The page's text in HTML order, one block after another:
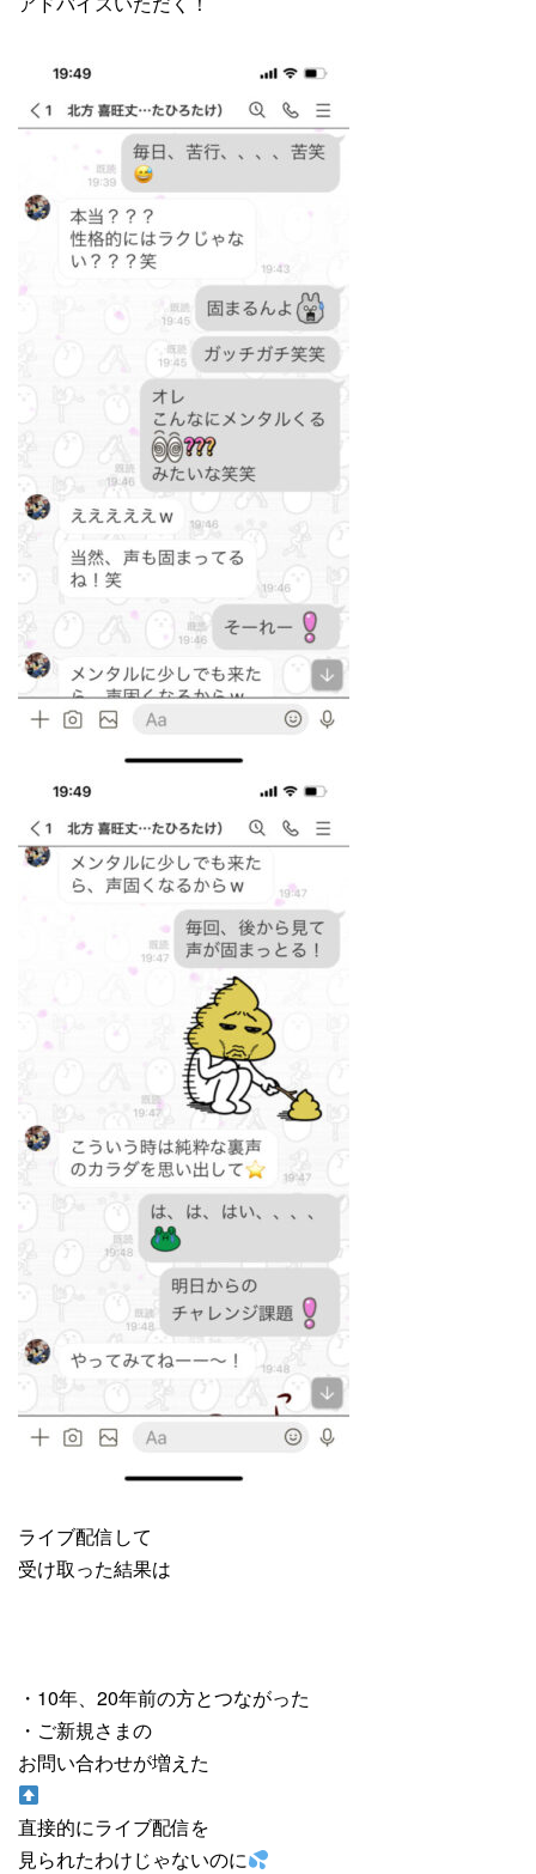
ライブ配信して
受け取った結果は
・10年、20年前の方とつながった
・ご新規さまの
お問い合わせが増えた
直接的にライブ配信を
見られたわけじゃないのに